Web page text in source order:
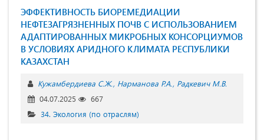
ЭФФЕКТИВНОСТЬ БИОРЕМЕДИАЦИИ
НЕФТЕЗАГРЯЗНЕННЫХ ПОЧВ С ИСПОЛЬЗОВАНИЕМ
АДАПТИРОВАННЫХ МИКРОБНЫХ КОНСОРЦИУМОВ
В УСЛОВИЯХ АРИДНОГО КЛИМАТА РЕСПУБЛИКИ
КАЗАХСТАН
Кужамбердиева С.Ж. Нарманова Р.А. Радкевич М.В.
04.07.2025
667
34. Экология (по отраслям)